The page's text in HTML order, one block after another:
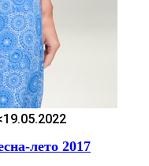
лето 2017